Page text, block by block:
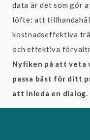
data är det som gör
löfte: att
kostnadseffektiva
och effektiva
Nyfiken på att veta
passa bäst för ditt
att inleda en dialog.